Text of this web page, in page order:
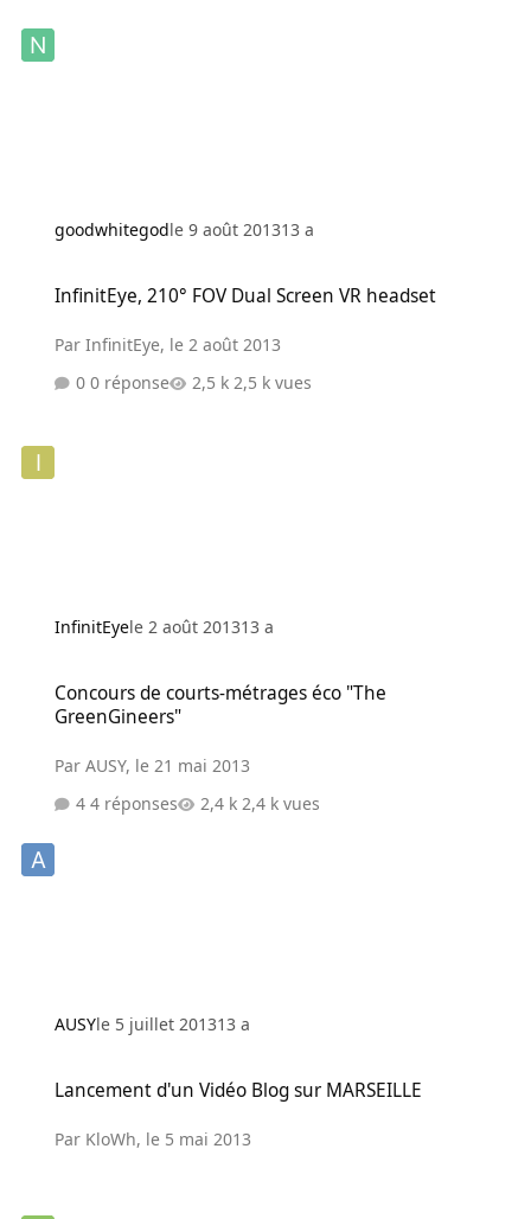
goodwhitegodle 9 août 201313 a
InfinitEye, 210° FOV Dual Screen VR headset
ParInfinitEye, le 2 août 2013
0 réponse
2,5 k vues
InfinitEyele 2 août 201313 a
Concours de courts-métrages éco "The
GreenGineers"
ParAUSY, le 21 mai 2013
4 réponses
2,4 k vues
AUSYle 5 juillet 201313 a
Lancement d'un Vidéo Blog sur MARSEILLE
Par KloWh, le 5 mai 2013